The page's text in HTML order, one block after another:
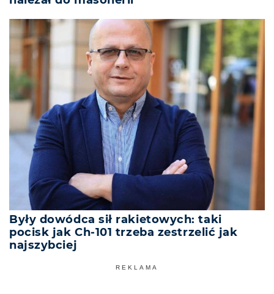
Były dowódca sił rakietowych: taki
pocisk jak Ch-101 trzeba zestrzelić jak
najszybciej
REKLAMA